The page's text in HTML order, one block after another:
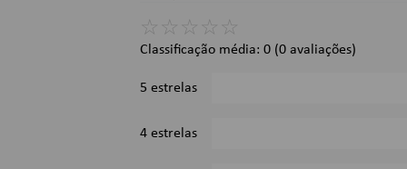
A x L x P: 41x 31 x 15 cm.
☆ ☆ ☆ ☆ ☆
Classificação média: 0 (0 avaliações)
5 estrelas
4 estrelas